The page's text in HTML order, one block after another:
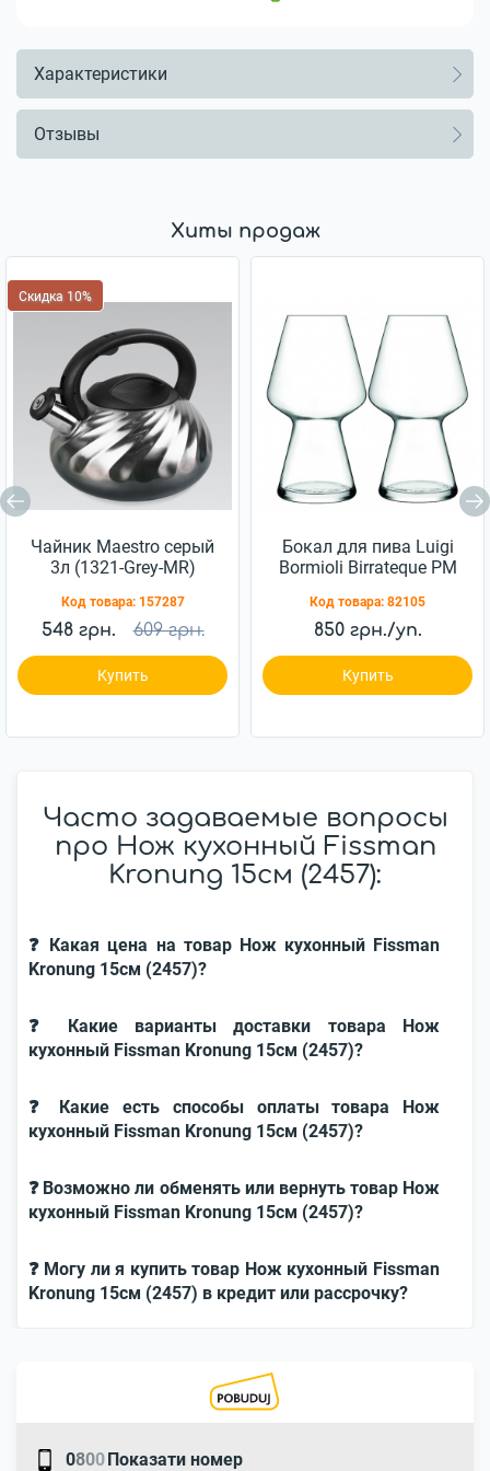
Характеристики
Отзывы
Хиты продаж
Скидка 10%
Чайник Maestro серый
3л (1321-Grey-MR)
Код товара: 157287
548 грн. 609 грн.
Купить
Бокал для пива Luigi
Bormioli Birrateque PM
(11828/02)
Код товара: 82105
850 грн./уп.
Купить
Часто задаваемые вопросы
про Нож кухонный Fissman
Kronung 15см (2457):
❓ Какая цена на товар Нож кухонный Fissman
Kronung 15см (2457)?
❓ Какие варианты доставки товара Нож
кухонный Fissman Kronung 15см (2457)?
❓ Какие есть способы оплаты товара Нож
кухонный Fissman Kronung 15см (2457)?
❓ Возможно ли обменять или вернуть товар Нож
кухонный Fissman Kronung 15см (2457)?
❓ Могу ли я купить товар Нож кухонный Fissman
Kronung 15см (2457) в кредит или рассрочку?
0800Показати номер